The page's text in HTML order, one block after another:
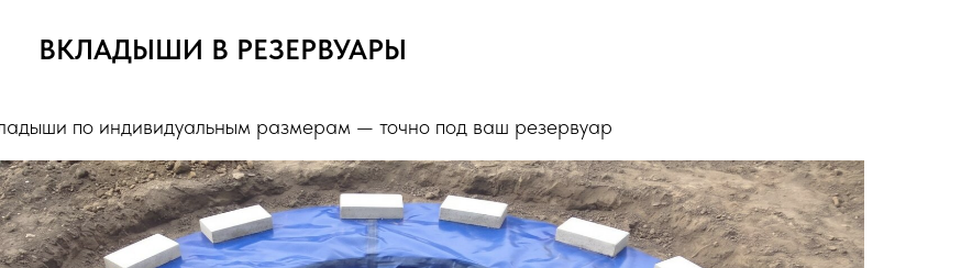
ВКЛАДЫШИ В РЕЗЕРВУАРЫ
по индивидуальным размерам — точно под ваш резервуар